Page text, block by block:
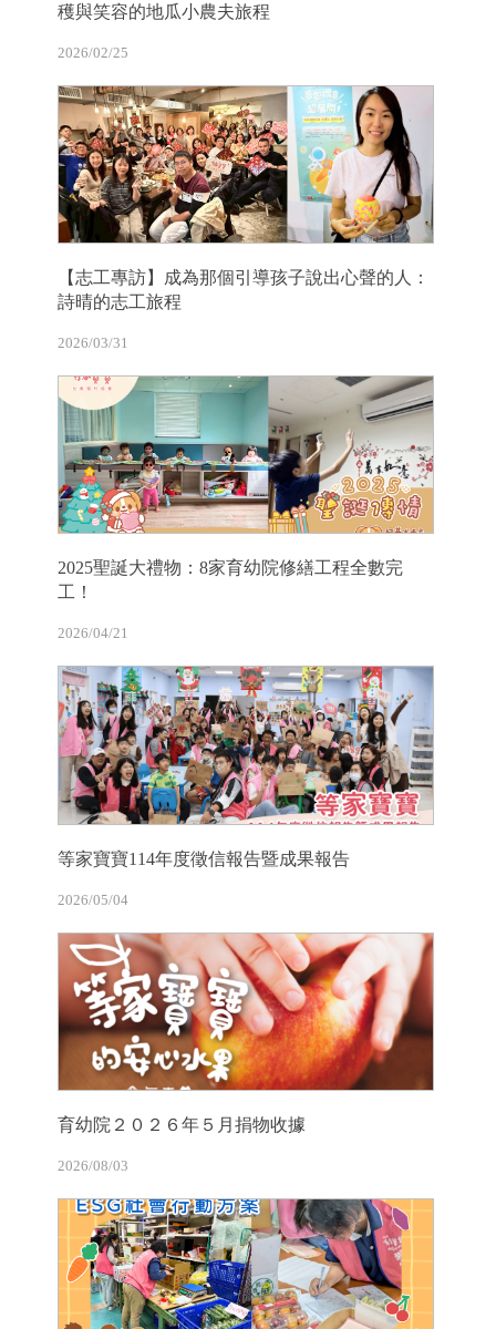
穫與笑容的地瓜小農夫旅程
2026/02/25
【志工專訪】成為那個引導孩子說出心聲的人：
詩晴的志工旅程
2026/03/31
2025聖誕大禮物：8家育幼院修繕工程全數完
工！
2026/04/21
等家寶寶114年度徵信報告暨成果報告
2026/05/04
育幼院２０２６年５月捐物收據
2026/08/03